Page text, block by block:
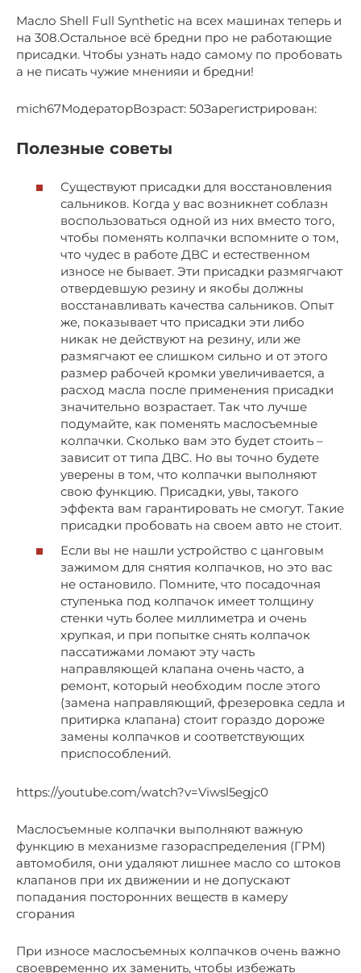
Масло Shell Full Synthetic на всех машинах теперь и
на 308.Остальное всё бредни про не работающие
присадки. Чтобы узнать надо самому по пробовать
а не писать чужие мненияи и бредни!
mich67МодераторВозраст: 50Зарегистрирован:
Полезные советы
Существуют присадки для восстановления
сальников. Когда у вас возникнет соблазн
воспользоваться одной из них вместо того,
чтобы поменять колпачки вспомните о том,
что чудес в работе ДВС и естественном
износе не бывает. Эти присадки размягчают
отвердевшую резину и якобы должны
восстанавливать качества сальников. Опыт
же, показывает что присадки эти либо
никак не действуют на резину, или же
размягчают ее слишком сильно и от этого
размер рабочей кромки увеличивается, а
расход масла после применения присадки
значительно возрастает. Так что лучше
подумайте, как поменять маслосъемные
колпачки. Сколько вам это будет стоить –
зависит от типа ДВС. Но вы точно будете
уверены в том, что колпачки выполняют
свою функцию. Присадки, увы, такого
эффекта вам гарантировать не смогут. Такие
присадки пробовать на своем авто не стоит.
Если вы не нашли устройство с цанговым
зажимом для снятия колпачков, но это вас
не остановило. Помните, что посадочная
ступенька под колпачок имеет толщину
стенки чуть более миллиметра и очень
хрупкая, и при попытке снять колпачок
пассатижами ломают эту часть
направляющей клапана очень часто, а
ремонт, который необходим после этого
(замена направляющий, фрезеровка седла и
притирка клапана) стоит гораздо дороже
замены колпачков и соответствующих
приспособлений.
https://youtube.com/watch?v=Viwsl5egjc0
Маслосъемные колпачки выполняют важную
функцию в механизме газораспределения (ГРМ)
автомобиля, они удаляют лишнее масло со штоков
клапанов при их движении и не допускают
попадания посторонних веществ в камеру
сгорания
При износе маслосъемных колпачков очень важно
своевременно их заменить, чтобы избежать